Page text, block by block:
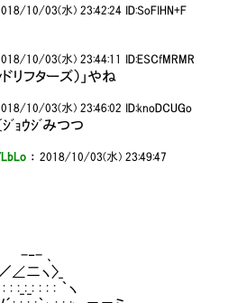
10/03(水) 23:42:24 ID:SoFIHN+F
10/03(水) 23:44:11 ID:ESCfMRMR
リフターズ）」やね
10/03(水) 23:46:02 ID:knoDCUGo
ﾞｮｳｼﾞみつつ
：2018/10/03(水) 23:49:47
､
ヽ〉_
: : : ｀ヽ